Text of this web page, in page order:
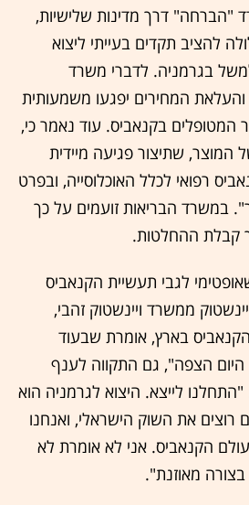
"הברחה" דרך מדינות שלישיות,
להציב תקדים בעייתי ליצוא
בגרמניה. לדברי משרד
המחירים יפגעו משמעותית
המטופלים בקנאביס. עוד נאמר כי,
המוצר, שתיצור פגיעה מיידית
רפואי לכלל האוכלוסייה, ובפרט
במשרד הבריאות זועמים על כך
קבלת ההחלטות.
לגבי תעשיית הקנאביס
ממשרד ויינשטוק זהבי,
בארץ, אומרת שבעוד
היום הצפה", גם התקווה לענף
לייצא. היצוא לגרמניה הוא
את השוק הישראלי, ואנחנו
הקנאביס. אני לא אומרת לא
מאוזנת".